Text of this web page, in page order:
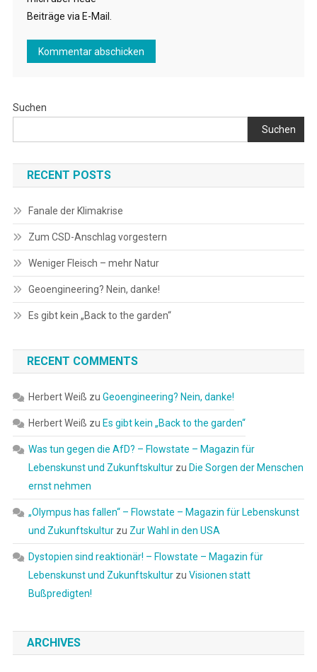
Beiträge via E-Mail.
Suchen
Suchen
RECENT POSTS
Fanale der Klimakrise
Zum CSD-Anschlag vorgestern
Weniger Fleisch – mehr Natur
Geoengineering? Nein, danke!
Es gibt kein „Back to the garden“
RECENT COMMENTS
Herbert Weiß zu Geoengineering? Nein, danke!
Herbert Weiß zu Es gibt kein „Back to the garden“
Was tun gegen die AfD? – Flowstate – Magazin für
Lebenskunst und Zukunftskulturzu Die Sorgen der Menschen
ernst nehmen
„Olympus has fallen“ – Flowstate – Magazin für Lebenskunst
und Zukunftskulturzu Zur Wahl in den USA
Dystopien sind reaktionär! – Flowstate – Magazin für
Lebenskunst und Zukunftskulturzu Visionen statt
Bußpredigten!
ARCHIVES